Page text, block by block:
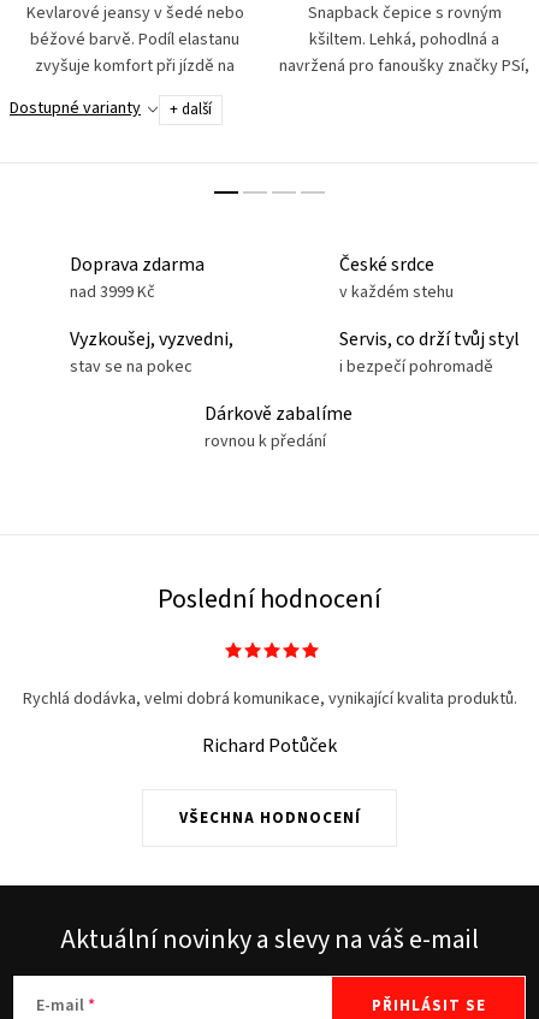
Kevlarové jeansy v šedé nebo
béžové barvě. Podíl elastanu
zvyšuje komfort při jízdě na
motocyklu. Exponovaná místa jako
sedací část a nohavice jsou
Dostupné varianty + další
Snapback čepice s rovným
kšiltem. Lehká, pohodlná a
navržená pro fanoušky značky PSí,
Doprava zdarma
nad 3999 Kč
České srdce
v každém stehu
Vyzkoušej, vyzvedni,
stav se na pokec
Servis, co drží tvůj styl
i bezpečí pohromadě
Dárkově zabalíme
rovnou k předání
Poslední hodnocení
VŠECHNA HODNOCENÍ
Rychlá dodávka, velmi dobrá komunikace, vynikající kvalita produktů.
Richard Potůček
Aktuální novinky a slevy na váš e-mail
E-mail PŘIHLÁSIT SE